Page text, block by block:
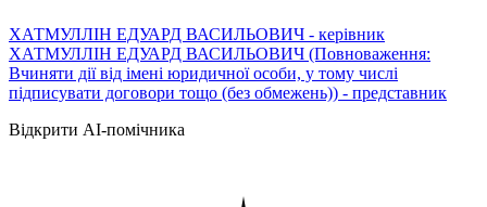
ХАТМУЛЛІН ЕДУАРД ВАСИЛЬОВИЧ - керівник
ХАТМУЛЛІН ЕДУАРД ВАСИЛЬОВИЧ (Повноваження:
Вчиняти дії від імені юридичної особи, у тому числі
підписувати договори тощо (без обмежень)) - представник
Відкрити AI-помічника